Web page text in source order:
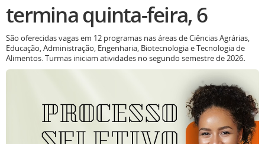
termina quinta-feira, 6
São oferecidas vagas em 12 programas nas áreas de Ciências Agrárias,
Educação, Administração, Engenharia, Biotecnologia e Tecnologia de
Alimentos. Turmas iniciam atividades no segundo semestre de 2026.